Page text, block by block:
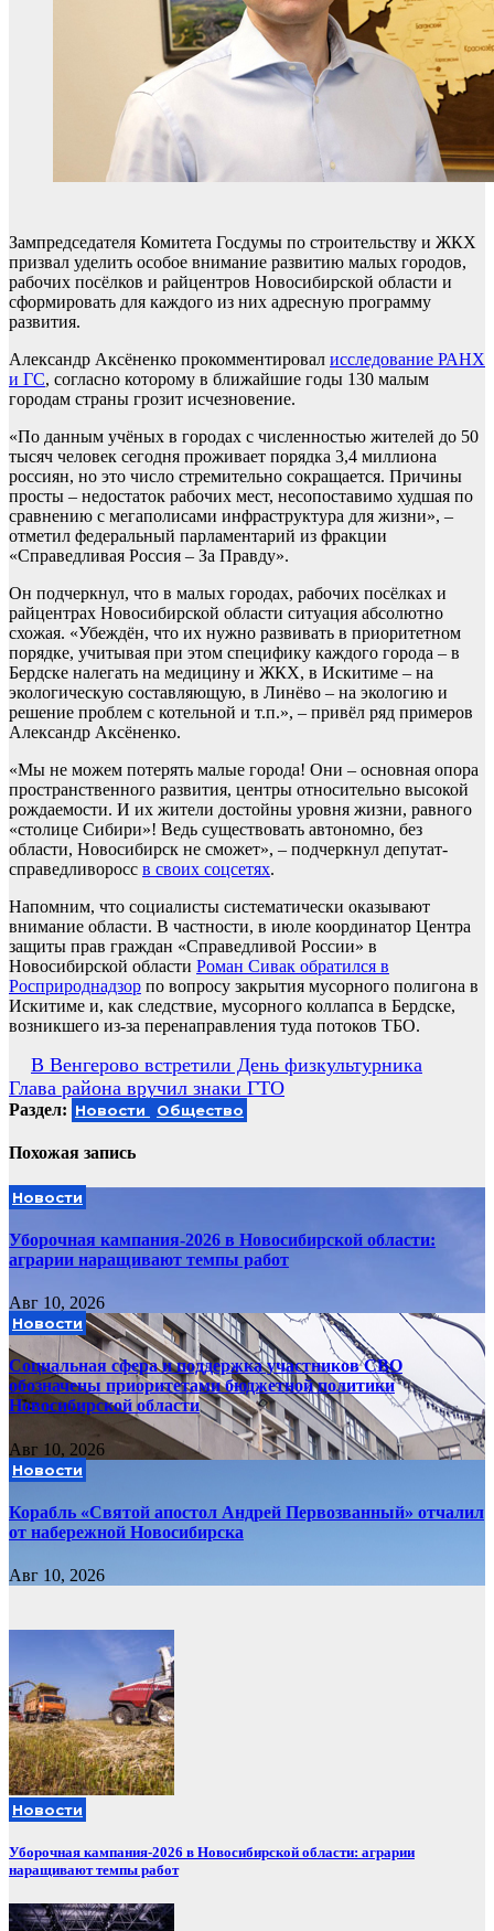
Зампредседателя Комитета Госдумы по строительству и ЖКХ
призвал уделить особое внимание развитию малых городов,
рабочих посёлков и райцентров Новосибирской области и
сформировать для каждого из них адресную программу
развития.
Александр Аксёненко прокомментировал исследование РАНХ
и ГС, согласно которому в ближайшие годы 130 малым
городам страны грозит исчезновение.
«По данным учёных в городах с численностью жителей до 50
тысяч человек сегодня проживает порядка 3,4 миллиона
россиян, но это число стремительно сокращается. Причины
просты – недостаток рабочих мест, несопоставимо худшая по
сравнению с мегаполисами инфраструктура для жизни», –
отметил федеральный парламентарий из фракции
«Справедливая Россия – За Правду».
Он подчеркнул, что в малых городах, рабочих посёлках и
райцентрах Новосибирской области ситуация абсолютно
схожая. «Убеждён, что их нужно развивать в приоритетном
порядке, учитывая при этом специфику каждого города – в
Бердске налегать на медицину и ЖКХ, в Искитиме – на
экологическую составляющую, в Линёво – на экологию и
решение проблем с котельной и т.п.», – привёл ряд примеров
Александр Аксёненко.
«Мы не можем потерять малые города! Они – основная опора
пространственного развития, центры относительно высокой
рождаемости. И их жители достойны уровня жизни, равного
«столице Сибири»! Ведь существовать автономно, без
области, Новосибирск не сможет», – подчеркнул депутат-
справедливоросс в своих соцсетях.
Напомним, что социалисты систематически оказывают
внимание области. В частности, в июле координатор Центра
защиты прав граждан «Справедливой России» в
Новосибирской области Роман Сивак обратился в
Росприроднадзор по вопросу закрытия мусорного полигона в
Искитиме и, как следствие, мусорного коллапса в Бердске,
возникшего из-за перенаправления туда потоков ТБО.
Навигация
по
записям
В Венгерово встретили День физкультурника
Глава района вручил знаки ГТО
Раздел: Новости Общество
Похожая запись
Новости
Уборочная кампания‑2026 в Новосибирской области:
аграрии наращивают темпы работ
Авг 10, 2026
Новости
Социальная сфера и поддержка участников СВО
обозначены приоритетами бюджетной политики
Новосибирской области
Авг 10, 2026
Новости
Корабль «Святой апостол Андрей Первозванный» отчалил
от набережной Новосибирска
Авг 10, 2026
Новости
Уборочная кампания‑2026 в Новосибирской области: аграрии
наращивают темпы работ